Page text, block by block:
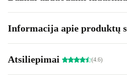
Informacija apie produktų
Atsiliepimai (4.6)